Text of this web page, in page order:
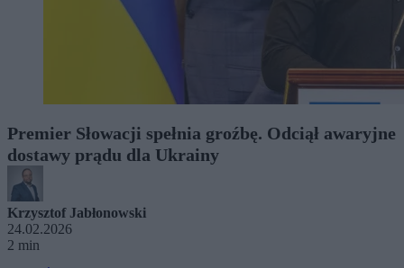
Premier Słowacji spełnia groźbę. Odciął awaryjne
dostawy prądu dla Ukrainy
Krzysztof Jabłonowski
24.02.2026
2 min